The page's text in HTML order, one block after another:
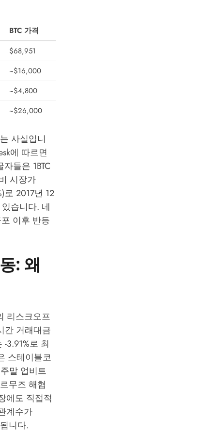
BTC 가격
$68,951
~$16,000
~$4,800
~$26,000
사실입니
에 따르면
들은 1BTC
시장가
로 2017년 12
습니다. 네
이후 반등
: 왜
리스크오프
간 거래대금
3.91%로 최
스테이블코
말 업비트
무즈 해협
에도 직접적
계수가
니다.